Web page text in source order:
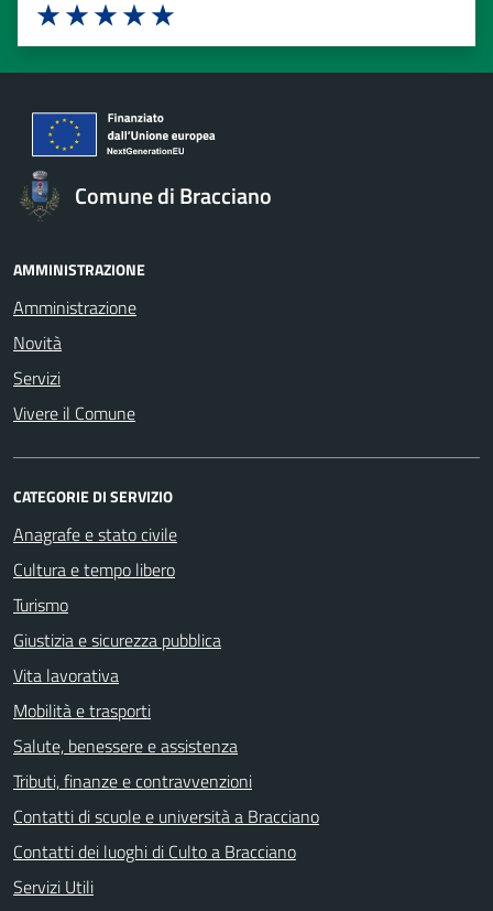
Valuta 5 stelle su 5
Valuta 4 stelle su 5
Valuta 3 stelle su 5
Valuta 2 stelle su 5
Valuta 1 stelle su 5
Comune di Bracciano
AMMINISTRAZIONE
Amministrazione
Novità
Servizi
Vivere il Comune
CATEGORIE DI SERVIZIO
Anagrafe e stato civile
Cultura e tempo libero
Turismo
Giustizia e sicurezza pubblica
Vita lavorativa
Mobilità e trasporti
Salute, benessere e assistenza
Tributi, finanze e contravvenzioni
Contatti di scuole e università a Bracciano
Contatti dei luoghi di Culto a Bracciano
Servizi Utili